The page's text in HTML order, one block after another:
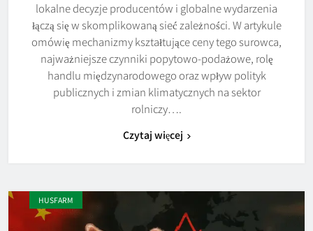
lokalne decyzje producentów i globalne wydarzenia
łączą się w skomplikowaną sieć zależności. W artykule
omówię mechanizmy kształtujące ceny tego surowca,
najważniejsze czynniki popytowo-podażowe, rolę
handlu międzynarodowego oraz wpływ polityk
publicznych i zmian klimatycznych na sektor
rolniczy….
Czytaj więcej
HUSFARM